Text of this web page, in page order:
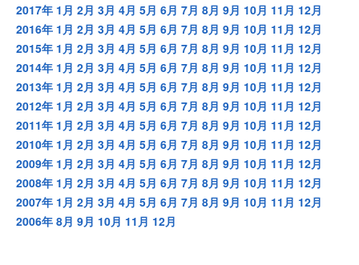
2017年 1月 2月 3月 4月 5月 6月 7月 8月 9月 10月 11月 12月
2016年 1月 2月 3月 4月 5月 6月 7月 8月 9月 10月 11月 12月
2015年 1月 2月 3月 4月 5月 6月 7月 8月 9月 10月 11月 12月
2014年 1月 2月 3月 4月 5月 6月 7月 8月 9月 10月 11月 12月
2013年 1月 2月 3月 4月 5月 6月 7月 8月 9月 10月 11月 12月
2012年 1月 2月 3月 4月 5月 6月 7月 8月 9月 10月 11月 12月
2011年 1月 2月 3月 4月 5月 6月 7月 8月 9月 10月 11月 12月
2010年 1月 2月 3月 4月 5月 6月 7月 8月 9月 10月 11月 12月
2009年 1月 2月 3月 4月 5月 6月 7月 8月 9月 10月 11月 12月
2008年 1月 2月 3月 4月 5月 6月 7月 8月 9月 10月 11月 12月
2007年 1月 2月 3月 4月 5月 6月 7月 8月 9月 10月 11月 12月
2006年 8月 9月 10月 11月 12月